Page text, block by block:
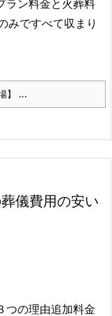
ラン料金と火葬料
みですべて収まり
】 ...
儀費用の安い
つの理由追加料金